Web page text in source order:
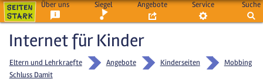
Über uns Siegel Angebote Service Suche
Internet für Kinder
Eltern und Lehrkraefte Angebote Kinderseiten
Mobbing
Schluss Damit